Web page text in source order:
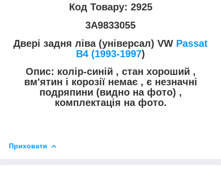
Код Товару: 2925
3A9833055
Двері задня ліва (універсал) VW Passat
B4 (1993-1997)
Опис: колір-синій , стан хороший ,
вм'ятин і корозії немає , є незначні
подряпини (видно на фото) ,
комплектація на фото.
Приховати